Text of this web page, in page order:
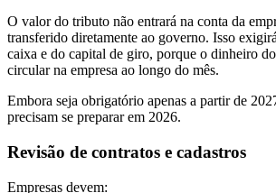
O valor do tributo não entrará na conta da
transferido diretamente ao governo. Isso
caixa e do capital de giro, porque o dinheiro
circular na empresa ao longo do mês.
Embora seja obrigatório apenas a partir de
precisam se preparar em 2026.
Revisão de contratos e cadastros
Empresas devem: